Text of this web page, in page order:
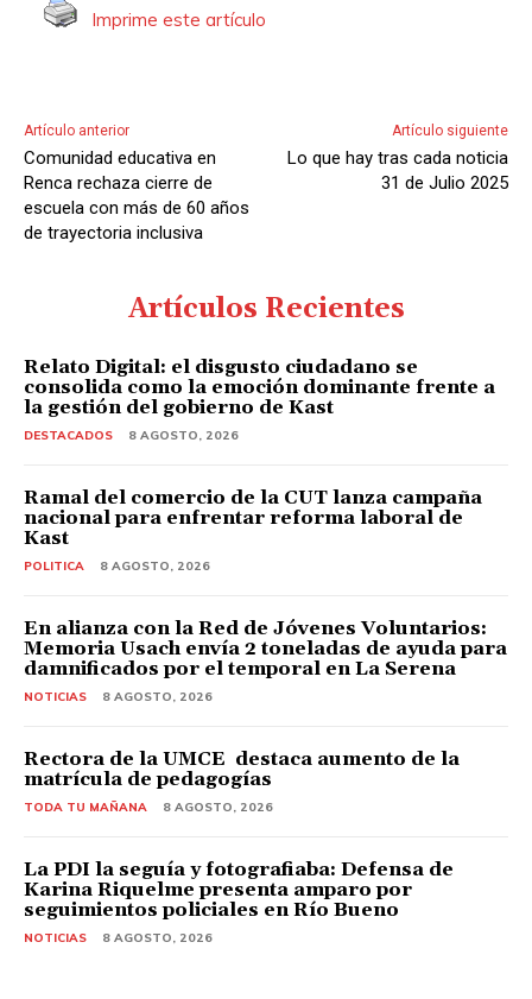
Imprime este artículo
Artículo anterior
Comunidad educativa en
Renca rechaza cierre de
escuela con más de 60 años
de trayectoria inclusiva
Artículo siguiente
Lo que hay tras cada noticia
31 de Julio 2025
Artículos Recientes
Relato Digital: el disgusto ciudadano se
consolida como la emoción dominante frente a
la gestión del gobierno de Kast
DESTACADOS 8 AGOSTO, 2026
Ramal del comercio de la CUT lanza campaña
nacional para enfrentar reforma laboral de
Kast
POLITICA 8 AGOSTO, 2026
En alianza con la Red de Jóvenes Voluntarios:
Memoria Usach envía 2 toneladas de ayuda para
damnificados por el temporal en La Serena
NOTICIAS 8 AGOSTO, 2026
Rectora de la UMCE destaca aumento de la
matrícula de pedagogías
TODA TU MAÑANA 8 AGOSTO, 2026
La PDI la seguía y fotografiaba: Defensa de
Karina Riquelme presenta amparo por
seguimientos policiales en Río Bueno
NOTICIAS 8 AGOSTO, 2026